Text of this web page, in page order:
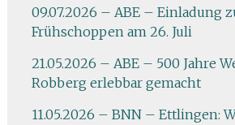
09.07.2026 – ABE – Einladung
Frühschoppen am 26. Juli
21.05.2026 – ABE – 500 Jahre
Robberg erlebbar gemacht
11.05.2026 – BNN – Ettlingen: